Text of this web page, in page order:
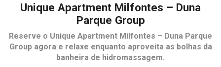
Unique Apartment Milfontes – Duna
Parque Group
Reserve o Unique Apartment Milfontes – Duna Parque
Groupagora e relaxe enquanto aproveita as bolhas da
banheira de hidromassagem.